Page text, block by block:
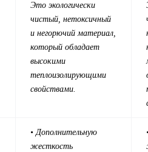
Это экологически
чистый, нетоксичный
и негорючий материал,
который обладает
высокими
теплоизолирующими
свойствами.
• Дополнительную
жесткость